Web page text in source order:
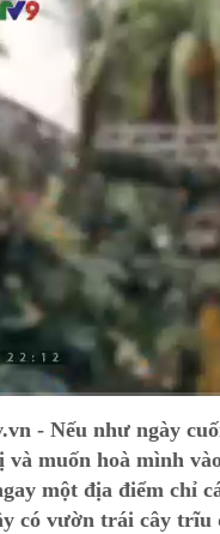
- Nếu như ngày
và muốn hoà mình
một địa điểm chỉ
có vườn trái cây trĩu